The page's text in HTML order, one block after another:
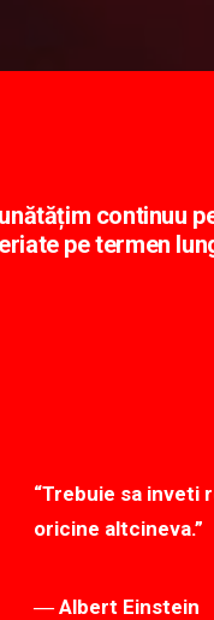
continuu
pe termen
“Trebuie sa inveti
oricine altcineva.”
― Albert Einstein